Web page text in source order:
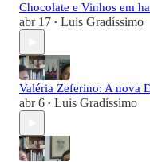
Chocolate e Vinhos em
abr 17 • Luis Gradíssimo
Valéria Zeferino: A nova
abr 6 • Luis Gradíssimo